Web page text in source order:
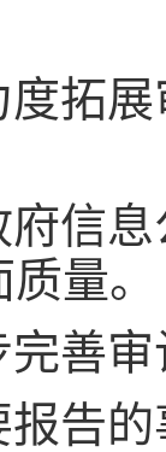
度拓
府信
量。
完善
告